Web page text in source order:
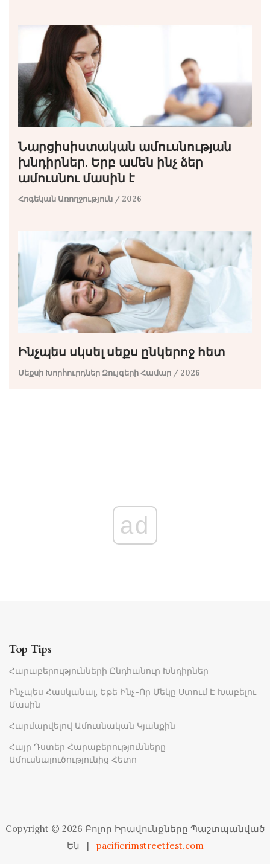
Նարցիսիստական ​​ամուսնության
խնդիրներ. Երբ ամեն ինչ ձեր
ամուսնու մասին է
Հոգեկան Առողջություն / 2026
Ինչպես սկսել սեքս ընկերոջ հետ
Սեքսի Խորհուրդներ Զույգերի Համար / 2026
ad
Top Tips
Հարաբերությունների Ընդհանուր Խնդիրներ
Ինչպես Հասկանալ, Եթե Ինչ-Որ Մեկը Ստում Է Խաբելու
Մասին
Հարմարվելով Ամուսնական Կյանքին
Հայր Դստեր Հարաբերությունները
Ամուսնալուծությունից Հետո
Copyright © 2026 Բոլոր Իրավունքները Պաշտպանված
Են
| pacificrimstreetfest.com